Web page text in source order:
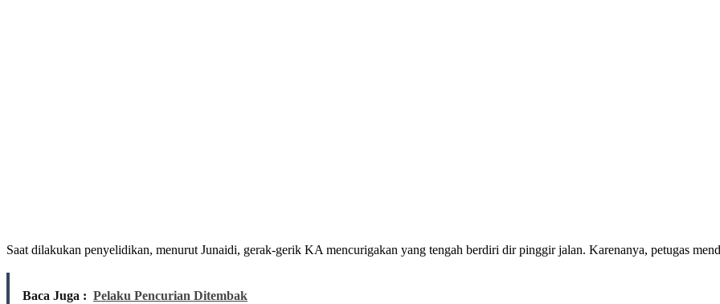
Saat dilakukan penyelidikan, menurut Junaidi, gerak-gerik KA mencurigakan yang tengah berdiri dir pinggir jalan. Karenanya, petugas
Baca Juga : Pelaku Pencurian Ditembak